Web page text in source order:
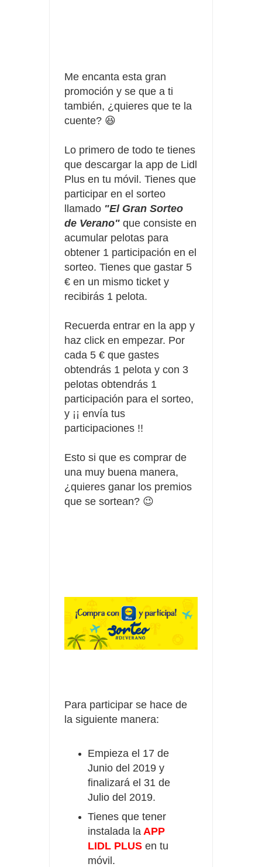
Me encanta esta gran
promoción y se que a ti
también, ¿quieres que te la
cuente? 😆
Lo primero de todo te tienes
que descargar la app de Lidl
Plus en tu móvil. Tienes que
participar en el sorteo
llamado "El Gran Sorteo
de Verano" que consiste en
acumular pelotas para
obtener 1 participación en el
sorteo. Tienes que gastar 5
€ en un mismo ticket y
recibirás 1 pelota.
Recuerda entrar en la app y
haz click en empezar. Por
cada 5 € que gastes
obtendrás 1 pelota y con 3
pelotas obtendrás 1
participación para el sorteo,
y ¡¡ envía tus
participaciones !!
Esto si que es comprar de
una muy buena manera,
¿quieres ganar los premios
que se sortean? 😉
Para participar se hace de
la siguiente manera:
Empieza el 17 de
Junio del 2019 y
finalizará el 31 de
Julio del 2019.
Tienes que tener
instalada la APP
LIDL PLUS en tu
móvil.